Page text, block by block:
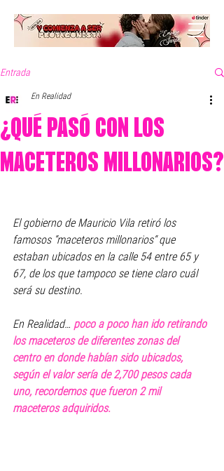
Entrada
¿QUÉ PASÓ CON LOS
MACETEROS MILLONARIOS?
En Realidad
El gobierno de Mauricio Vila retiró los
famosos “maceteros millonarios“ que
estaban ubicados en la calle 54 entre 65 y
67, de los que tampoco se tiene claro cuál
será su destino.
En Realidad… poco a poco han ido retirando
los maceteros de diferentes zonas del
centro en donde habían sido ubicados,
según el valor sería de 2,700 pesos cada
uno, recordemos que fueron 2 mil
maceteros adquiridos.